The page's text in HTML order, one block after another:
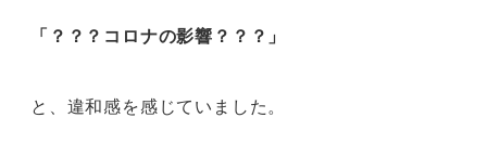
「？？？コロナの影響？？？」
と、違和感を感じていました。